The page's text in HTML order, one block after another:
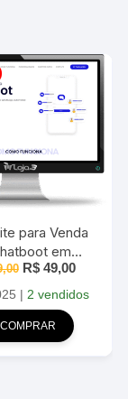
para Venda
em
2025
O
original
era:
R$ 149,00.
R$49,00O
atual
| 2 vendidos
COMPRAR